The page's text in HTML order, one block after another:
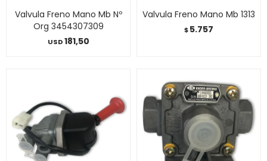
Valvula Freno Mano Mb Nº
Org 3454307309
USD181,50
Valvula Freno Mano Mb 1313
$5.757